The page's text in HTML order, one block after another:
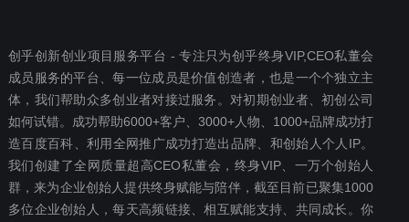
创乎创新创业项目服务平台 - 专注只为创乎终身VIP,CEO私董会
成员服务的平台、每一位成员是价值创造者，也是一个个独立主
体，我们帮助众多创业者对接过服务。对初期创业者、初创公司
如何试错。成功帮助6000+客户、3000+人物、1000+品牌成功打
造百度百科、利用全网推广成功打造出品牌、和创始人个人IP。
我们创建了全网质量超高CEO私董会，终身VIP、一万个创始人
群，来为企业创始人提供终身赋能与陪伴，截至目前已聚集1000
多位企业创始人，每天高频链接、相互赋能支持、共同成长。你